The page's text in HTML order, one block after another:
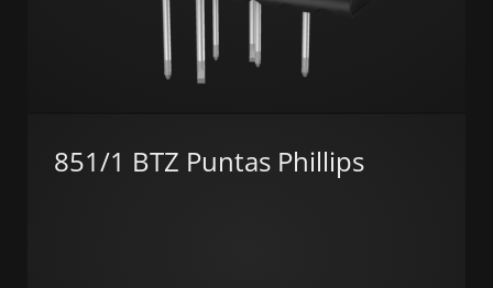
851/1 BTZ Puntas Phillips